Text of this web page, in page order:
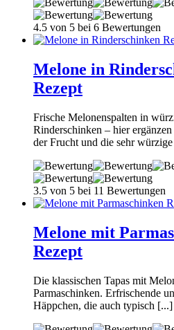
4.5 von 5 bei 6 Bewertungen
Melone in
Rezept
Frische Melonenspalten in
Rinderschinken – hier
der Frucht und die sehr
3.5 von 5 bei 11 Bewertungen
Melone mit
Rezept
Die klassischen Tapas mit
Parmaschinken. Erfrischende
Häppchen, die auch typisch [...]